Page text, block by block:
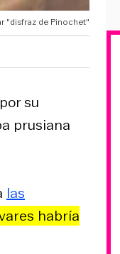
"disfraz de Pinochet"
su
prusiana
las
habría